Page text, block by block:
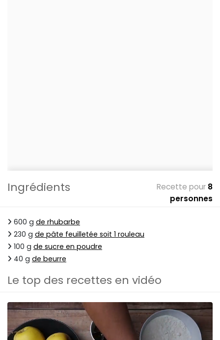
Ingrédients Recette pour 8
personnes
600 g de rhubarbe
230 g de pâte feuilletée soit 1 rouleau
100 g de sucre en poudre
40 g de beurre
Le top des recettes en vidéo